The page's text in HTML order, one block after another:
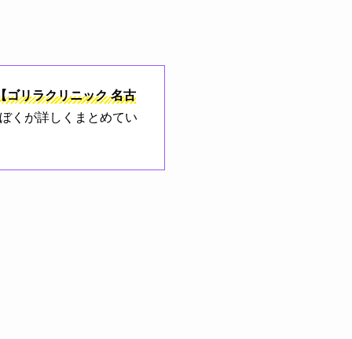
ゴリラクリニック 名古
くが詳しくまとめてい